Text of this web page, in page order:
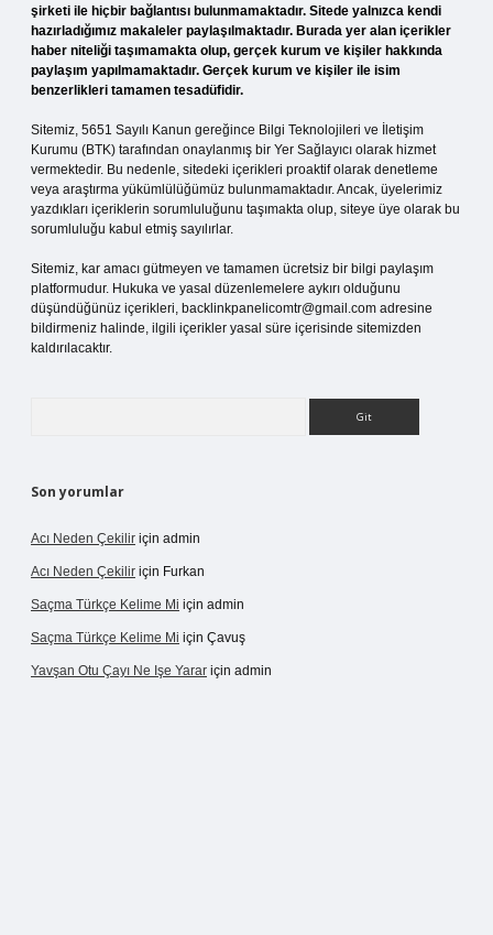
şirketi ile hiçbir bağlantısı bulunmamaktadır. Sitede yalnızca kendi
hazırladığımız makaleler paylaşılmaktadır. Burada yer alan içerikler
haber niteliği taşımamakta olup, gerçek kurum ve kişiler hakkında
paylaşım yapılmamaktadır. Gerçek kurum ve kişiler ile isim
benzerlikleri tamamen tesadüfidir.
Sitemiz, 5651 Sayılı Kanun gereğince Bilgi Teknolojileri ve İletişim
Kurumu (BTK) tarafından onaylanmış bir Yer Sağlayıcı olarak hizmet
vermektedir. Bu nedenle, sitedeki içerikleri proaktif olarak denetleme
veya araştırma yükümlülüğümüz bulunmamaktadır. Ancak, üyelerimiz
yazdıkları içeriklerin sorumluluğunu taşımakta olup, siteye üye olarak bu
sorumluluğu kabul etmiş sayılırlar.
Sitemiz, kar amacı gütmeyen ve tamamen ücretsiz bir bilgi paylaşım
platformudur. Hukuka ve yasal düzenlemelere aykırı olduğunu
düşündüğünüz içerikleri, backlinkpanelicomtr@gmail.com adresine
bildirmeniz halinde, ilgili içerikler yasal süre içerisinde sitemizden
kaldırılacaktır.
Son yorumlar
Acı Neden Çekilir için admin
Acı Neden Çekilir için Furkan
Saçma Türkçe Kelime Mi için admin
Saçma Türkçe Kelime Mi için Çavuş
Yavşan Otu Çayı Ne Işe Yarar için admin